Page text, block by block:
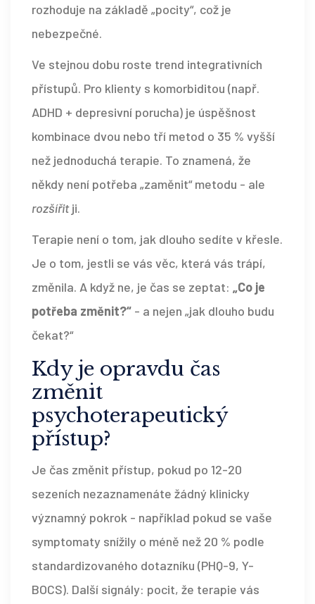
rozhoduje na základě „pocity“, což je
nebezpečné.
Ve stejnou dobu roste trend integrativních
přístupů. Pro klienty s komorbiditou (např.
ADHD + depresivní porucha) je úspěšnost
kombinace dvou nebo tří metod o 35 % vyšší
než jednoduchá terapie. To znamená, že
někdy není potřeba „zaměnit“ metodu - ale
rozšířitji.
Terapie není o tom, jak dlouho sedíte v křesle.
Je o tom, jestli se vás věc, která vás trápí,
změnila. A když ne, je čas se zeptat: „Co je
potřeba změnit?“ - a nejen „jak dlouho budu
čekat?“
Kdy je opravdu čas
změnit
psychoterapeutický
přístup?
Je čas změnit přístup, pokud po 12-20
sezeních nezaznamenáte žádný klinicky
významný pokrok - například pokud se vaše
symptomaty snížily o méně než 20 % podle
standardizovaného dotazníku (PHQ-9, Y-
BOCS). Další signály: pocit, že terapie vás